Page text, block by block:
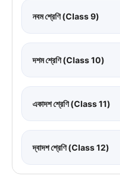
নবম শ্রেণি (Class 9)
দশম শ্রেণি (Class 10)
একাদশ শ্রেণি (Class 11)
দ্বাদশ শ্রেণি (Class 12)